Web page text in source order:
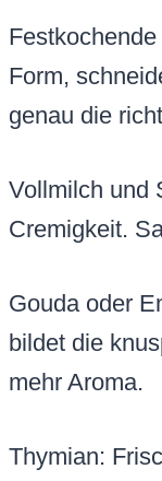
Form,
genau die
Vollmilch und
Cremigkeit.
Gouda oder
bildet die
mehr Aroma.
Thymian: